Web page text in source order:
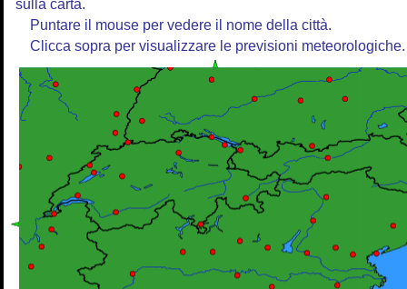
sulla carta.
Puntare il mouse per vedere il nome della città.
Clicca sopra per visualizzare le previsioni meteorologiche.